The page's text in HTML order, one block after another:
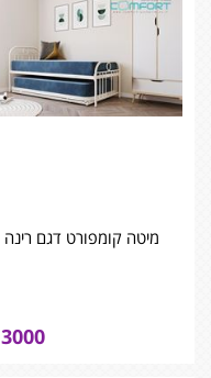
מיטה קומפורט דגם רינה
3000